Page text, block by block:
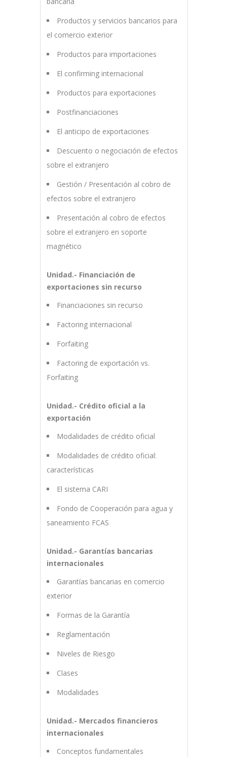
Productos y servicios bancarios para
el comercio exterior
Productos para importaciones
El confirming internacional
Productos para exportaciones
Postfinanciaciones
El anticipo de exportaciones
Descuento o negociación de efectos
sobre el extranjero
Gestión / Presentación al cobro de
efectos sobre el extranjero
Presentación al cobro de efectos
sobre el extranjero en soporte
magnético
Unidad.- Financiación de
exportaciones sin recurso
Financiaciones sin recurso
Factoring internacional
Forfaiting
Factoring de exportación vs.
Forfaiting
Unidad.- Crédito oficial a la
exportación
Modalidades de crédito oficial
Modalidades de crédito oficial:
características
El sistema CARI
Fondo de Cooperación para agua y
saneamiento FCAS
Unidad.- Garantías bancarias
internacionales
Garantías bancarias en comercio
exterior
Formas de la Garantía
Reglamentación
Niveles de Riesgo
Clases
Modalidades
Unidad.- Mercados financieros
internacionales
Conceptos fundamentales